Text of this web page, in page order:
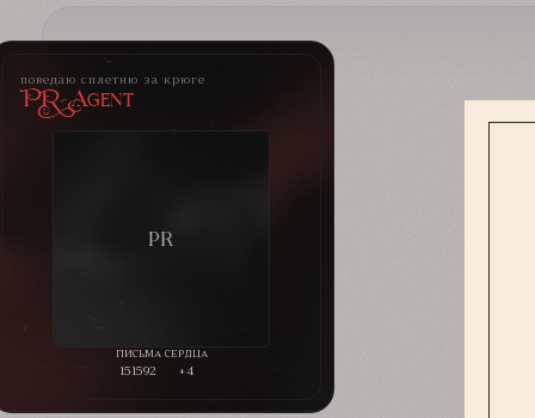
поведаю сплетню за крюге
PR-Agent
151592 +4